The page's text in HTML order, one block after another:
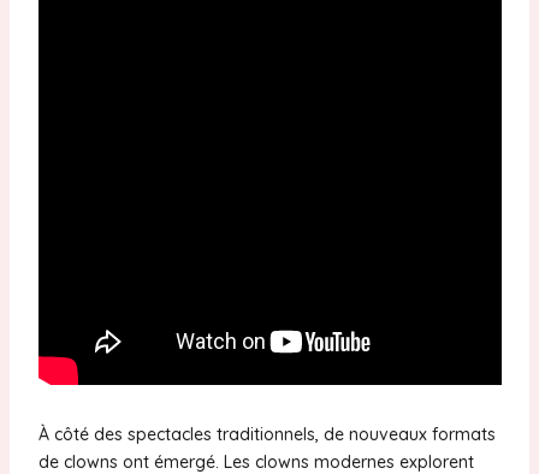
À côté des spectacles traditionnels, de nouveaux formats
de clowns ont émergé. Les clowns modernes explorent